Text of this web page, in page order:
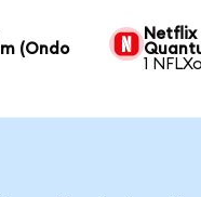
(Ondo
Netflix
1